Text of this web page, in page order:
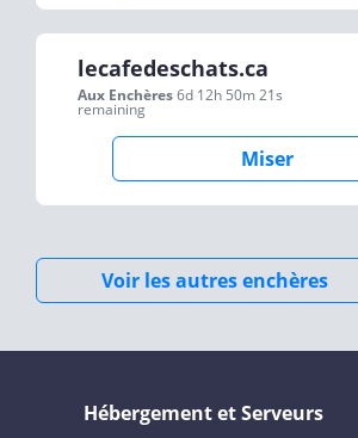
lecafedeschats.ca
Aux Enchères6d 12h 50m 21s
remaining
Miser
Voir les autres enchères
Hébergement et Serveurs